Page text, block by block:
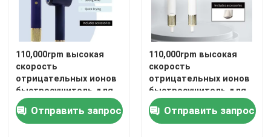
110,000rpm высокая
скорость
отрицательных ионов
быстросушитель для
волос с 3 настройками
теплаОтправить запрос
110,000rpm высокая
скорость
отрицательных ионов
быстросушитель для
волос с 3 настройками
теплаОтправить запрос